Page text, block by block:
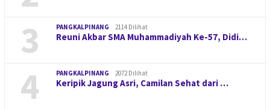
3 PANGKALPINANG 2114 Dilihat
Reuni Akbar SMA Muhammadiyah Ke-57, Didi…
4 PANGKALPINANG 2072 Dilihat
Keripik Jagung Asri, Camilan Sehat dari …